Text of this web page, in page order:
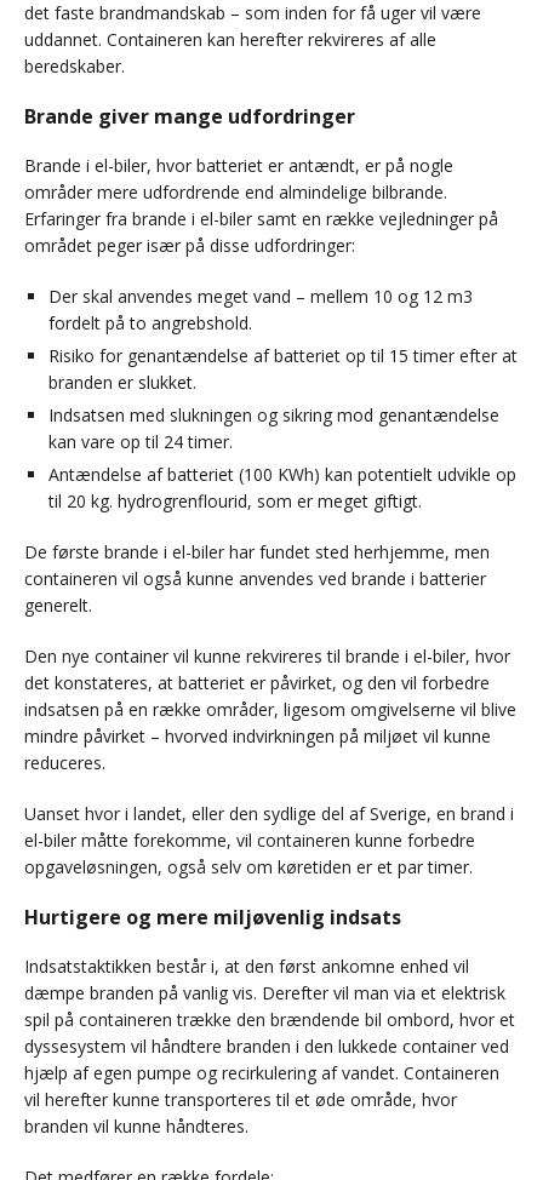
det faste brandmandskab – som inden for få uger vil være
uddannet. Containeren kan herefter rekvireres af alle
beredskaber.
Brande giver mange udfordringer
Brande i el-biler, hvor batteriet er antændt, er på nogle
områder mere udfordrende end almindelige bilbrande.
Erfaringer fra brande i el-biler samt en række vejledninger på
området peger især på disse udfordringer:
Der skal anvendes meget vand – mellem 10 og 12 m3
fordelt på to angrebshold.
Risiko for genantændelse af batteriet op til 15 timer efter at
branden er slukket.
Indsatsen med slukningen og sikring mod genantændelse
kan vare op til 24 timer.
Antændelse af batteriet (100 KWh) kan potentielt udvikle op
til 20 kg. hydrogrenflourid, som er meget giftigt.
De første brande i el-biler har fundet sted herhjemme, men
containeren vil også kunne anvendes ved brande i batterier
generelt.
Den nye container vil kunne rekvireres til brande i el-biler, hvor
det konstateres, at batteriet er påvirket, og den vil forbedre
indsatsen på en række områder, ligesom omgivelserne vil blive
mindre påvirket – hvorved indvirkningen på miljøet vil kunne
reduceres.
Uanset hvor i landet, eller den sydlige del af Sverige, en brand i
el-biler måtte forekomme, vil containeren kunne forbedre
opgaveløsningen, også selv om køretiden er et par timer.
Hurtigere og mere miljøvenlig indsats
Indsatstaktikken består i, at den først ankomne enhed vil
dæmpe branden på vanlig vis. Derefter vil man via et elektrisk
spil på containeren trække den brændende bil ombord, hvor et
dyssesystem vil håndtere branden i den lukkede container ved
hjælp af egen pumpe og recirkulering af vandet. Containeren
vil herefter kunne transporteres til et øde område, hvor
branden vil kunne håndteres.